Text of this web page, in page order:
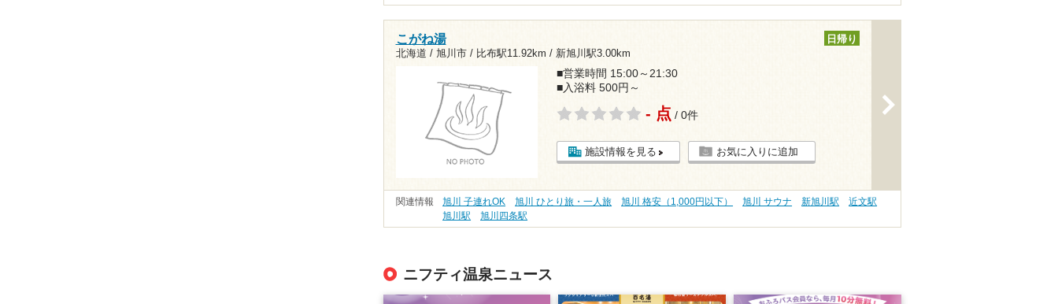
こがね湯
北海道 / 旭川市 / 比布駅11.92km / 新旭川駅3.00km
日帰り
■営業時間 15:00～21:30
■入浴料 500円～
- 点 / 0件
施設情報を見る お気に入りに追加
関連情報 旭川 子連れOK 旭川 ひとり旅・一人旅 旭川 格安（1,000円以下） 旭川 サウナ 新旭川駅
近文駅
旭川駅
旭川四条駅
ニフティ温泉ニュース